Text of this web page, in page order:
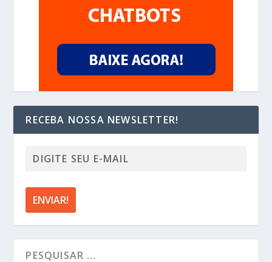
RECEBA NOSSA NEWSLETTER!